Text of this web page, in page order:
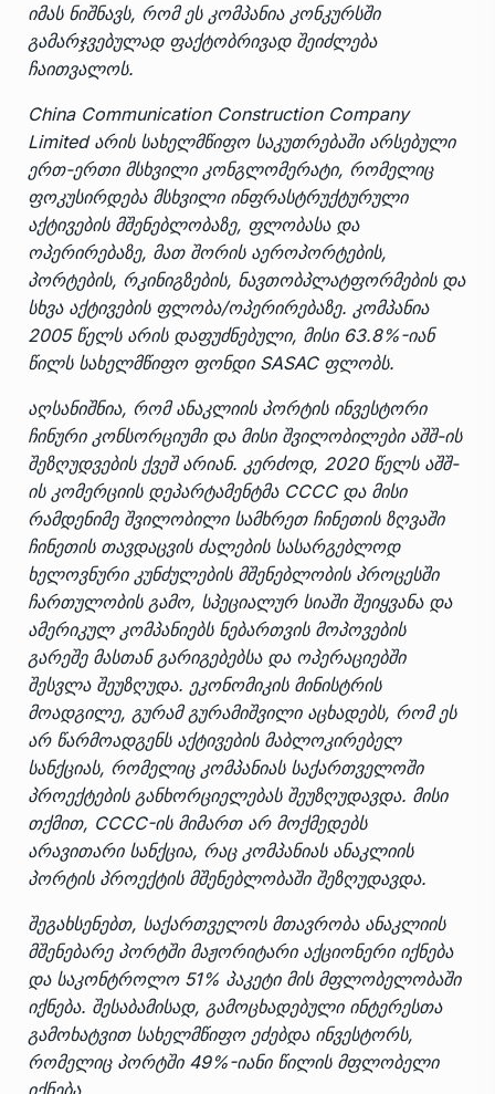
იმას ნიშნავს, რომ ეს კომპანია კონკურსში
გამარჯვებულად ფაქტობრივად შეიძლება
ჩაითვალოს.
China Communication Construction Company
Limited არის სახელმწიფო საკუთრებაში არსებული
ერთ-ერთი მსხვილი კონგლომერატი, რომელიც
ფოკუსირდება მსხვილი ინფრასტრუქტურული
აქტივების მშენებლობაზე, ფლობასა და
ოპერირებაზე, მათ შორის აეროპორტების,
პორტების, რკინიგზების, ნავთობპლატფორმების და
სხვა აქტივების ფლობა/ოპერირებაზე. კომპანია
2005 წელს არის დაფუძნებული, მისი 63.8%-იან
წილს სახელმწიფო ფონდი SASAC ფლობს.
აღსანიშნია, რომ ანაკლიის პორტის ინვესტორი
ჩინური კონსორციუმი და მისი შვილობილები აშშ-ის
შეზღუდვების ქვეშ არიან. კერძოდ, 2020 წელს აშშ-
ის კომერციის დეპარტამენტმა CCCC და მისი
რამდენიმე შვილობილი სამხრეთ ჩინეთის ზღვაში
ჩინეთის თავდაცვის ძალების სასარგებლოდ
ხელოვნური კუნძულების მშენებლობის პროცესში
ჩართულობის გამო, სპეციალურ სიაში შეიყვანადა
ამერიკულ კომპანიებს ნებართვის მოპოვების
გარეშე მასთან გარიგებებსა და ოპერაციებში
შესვლა შეუზღუდა. ეკონომიკის მინისტრის
მოადგილე, გურამ გურამიშვილი აცხადებს, რომ ეს
არ წარმოადგენს აქტივების მაბლოკირებელ
სანქციას, რომელიც კომპანიას საქართველოში
პროექტების განხორციელებას შეუზღუდავდა. მისი
თქმით, CCCC-ის მიმართ არ მოქმედებს
არავითარი სანქცია, რაც კომპანიას ანაკლიის
პორტის პროექტის მშენებლობაში შეზღუდავდა.
შეგახსენებთ, საქართველოს მთავრობა ანაკლიის
მშენებარე პორტში მაჟორიტარი აქციონერი იქნება
და საკონტროლო 51% პაკეტი მის მფლობელობაში
იქნება. შესაბამისად, გამოცხადებული ინტერესთა
გამოხატვით სახელმწიფო ეძებდა ინვესტორს,
რომელიც პორტში 49%-იანი წილის მფლობელი
იქნება.